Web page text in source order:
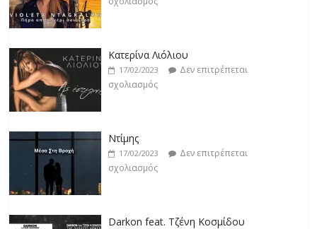
Κατερίνα Λιόλιου
17/02/2023
Δεν επιτρέπεται
σχολιασμός
Ντίμης
17/02/2023
Δεν επιτρέπεται
σχολιασμός
Darkon feat. Τζένη Κοσμίδου